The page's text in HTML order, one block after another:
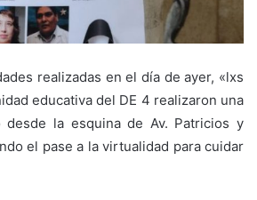
realizadas en el día de ayer, «lxs
educativa del DE 4 realizaron una
desde la esquina de Av. Patricios y
el pase a la virtualidad para cuidar